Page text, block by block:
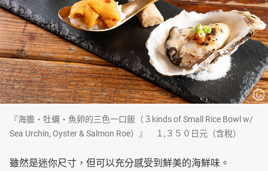
『海膽・牡蠣・魚卵的三色一口飯（３kinds of Small Rice Bowl w/
Sea Urchin, Oyster & Salmon Roe）』 １,３５０日元（含稅）
雖然是迷你尺寸，但可以充分感受到鮮美的海鮮味。